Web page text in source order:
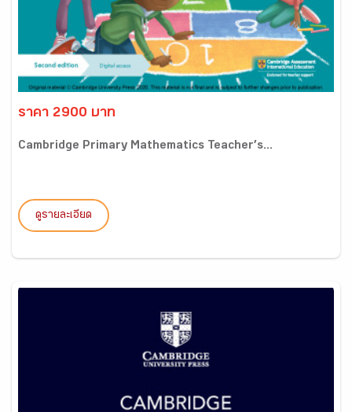
ราคา 2900 บาท
Cambridge Primary Mathematics Teacher’s...
ดูรายละเอียด